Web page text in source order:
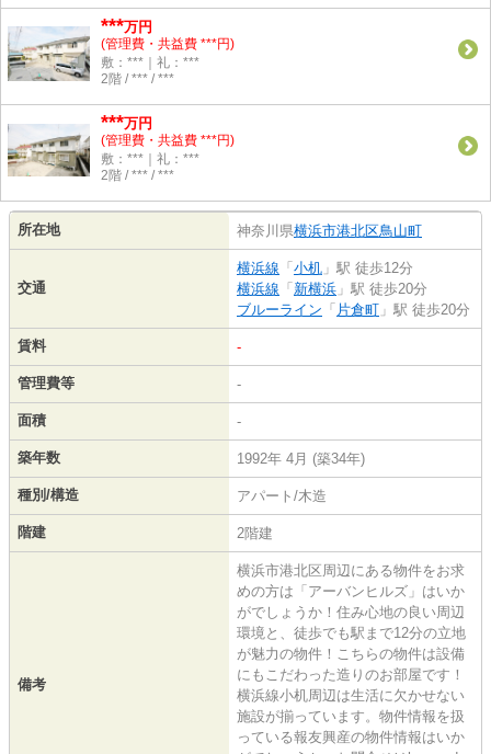
***万円
(管理費・共益費 ***円)
敷：***｜礼：***
2階 / *** / ***
***万円
(管理費・共益費 ***円)
敷：***｜礼：***
2階 / *** / ***
所在地 神奈川県横浜市港北区鳥山町
交通
横浜線 「 小机 」駅 徒歩12分
横浜線 「 新横浜 」駅 徒歩20分
ブルーライン 「 片倉町 」駅 徒歩20分
賃料 -
管理費等 -
面積 -
築年数 1992年 4月 (築34年)
種別/構造 アパート/木造
階建 2階建
備考
横浜市港北区周辺にある物件をお求
めの方は「アーバンヒルズ」はいか
がでしょうか！住み心地の良い周辺
環境と、徒歩でも駅まで12分の立地
が魅力の物件！こちらの物件は設備
にもこだわった造りのお部屋です！
横浜線小机周辺は生活に欠かせない
施設が揃っています。物件情報を扱
っている報友興産の物件情報はいか